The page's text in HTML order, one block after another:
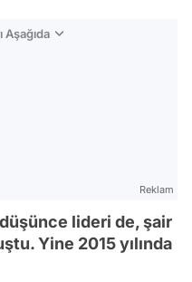
Aşağıda
Reklam
lideri de, şair
Yine 2015 yılında